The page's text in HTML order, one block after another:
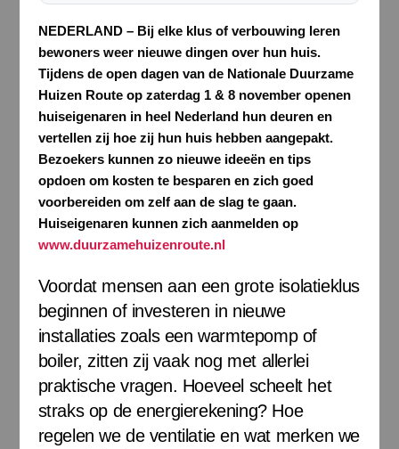
NEDERLAND – Bij elke klus of verbouwing leren
bewoners weer nieuwe dingen over hun huis.
Tijdens de open dagen van de Nationale Duurzame
Huizen Route op zaterdag 1 & 8 november openen
huiseigenaren in heel Nederland hun deuren en
vertellen zij hoe zij hun huis hebben aangepakt.
Bezoekers kunnen zo nieuwe ideeën en tips
opdoen om kosten te besparen en zich goed
voorbereiden om zelf aan de slag te gaan.
Huiseigenaren kunnen zich aanmelden op
www.duurzamehuizenroute.nl
Voordat mensen aan een grote isolatieklus
beginnen of investeren in nieuwe
installaties zoals een warmtepomp of
boiler, zitten zij vaak nog met allerlei
praktische vragen. Hoeveel scheelt het
straks op de energierekening? Hoe
regelen we de ventilatie en wat merken we